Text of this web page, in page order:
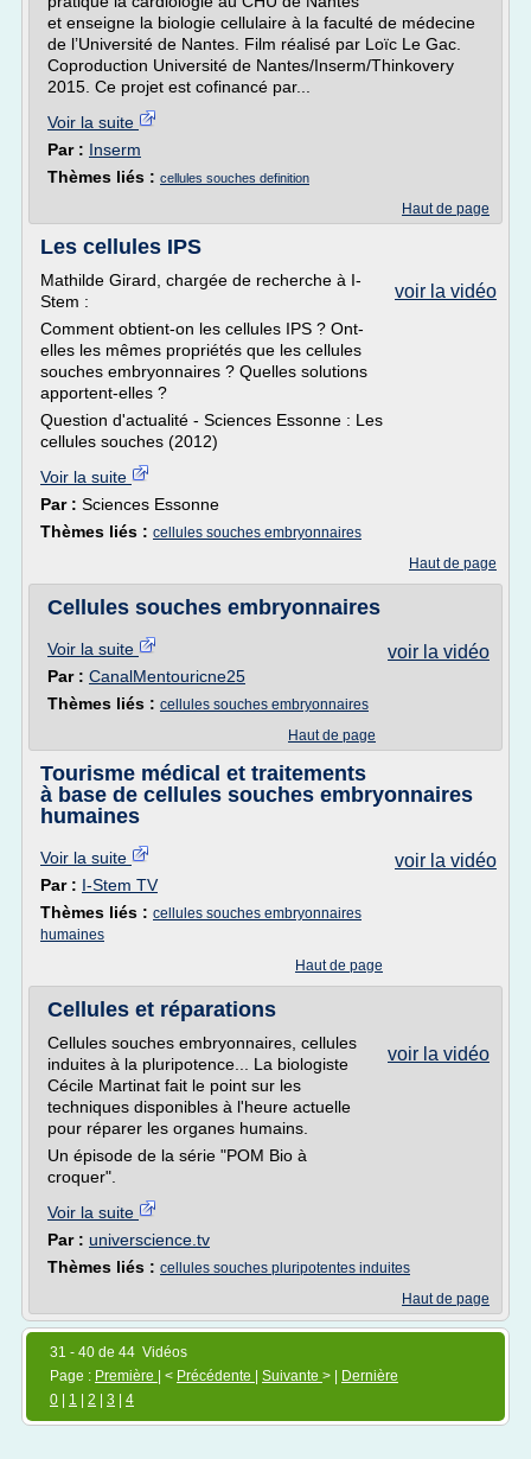
et enseigne la biologie cellulaire à la faculté de médecine
de l’Université de Nantes. Film réalisé par Loïc Le Gac.
Coproduction Université de Nantes/Inserm/Thinkovery
2015. Ce projet est cofinancé par...
Voir la suite
Par : Inserm
Thèmes liés : cellules souches definition
Haut de page
Les cellules IPS
voir la vidéo
Mathilde Girard, chargée de recherche à I-
Stem :
Comment obtient-on les cellules IPS ? Ont-
elles les mêmes propriétés que les cellules
souches embryonnaires ? Quelles solutions
apportent-elles ?
Question d'actualité - Sciences Essonne : Les
cellules souches (2012)
Voir la suite
Par : Sciences Essonne
Thèmes liés : cellules souches embryonnaires
Haut de page
Cellules souches embryonnaires
voir la vidéo
Voir la suite
Par : CanalMentouricne25
Thèmes liés : cellules souches embryonnaires
Haut de page
Tourisme médical et traitements
à base de cellules souches embryonnaires
humaines
voir la vidéo
Voir la suite
Par : I-Stem TV
Thèmes liés : cellules souches embryonnaires
humaines
Haut de page
Cellules et réparations
voir la vidéo
Cellules souches embryonnaires, cellules
induites à la pluripotence... La biologiste
Cécile Martinat fait le point sur les
techniques disponibles à l'heure actuelle
pour réparer les organes humains.
Un épisode de la série "POM Bio à
croquer".
Voir la suite
Par : universcience.tv
Thèmes liés : cellules souches pluripotentes induites
Haut de page
31 - 40 de 44 Vidéos
Page : Première | < Précédente Suivante > |
Dernière
0
1 2 3 4